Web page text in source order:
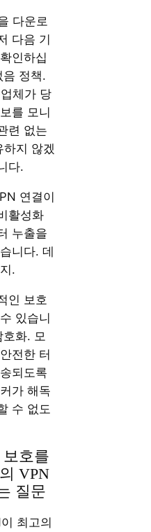
다운로
다음 기
인하십
음 정책.
체가 당
를 모니
련 없는
지 않겠
다.
연결이
활성화
누출을
니다. 데
.
인 보호
있습니
화. 모
전한 터
되도록
가 해독
수 없도
호를
VPN
질문
최고의